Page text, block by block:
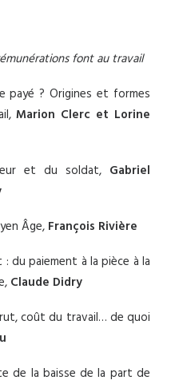
font au travail
payé ? Origines et formes
Marion Clerc et Lorine
et du soldat, Gabriel
Âge, François Rivière
du paiement à la pièce à la
Claude Didry
coût du travail… de quoi
de la baisse de la part de